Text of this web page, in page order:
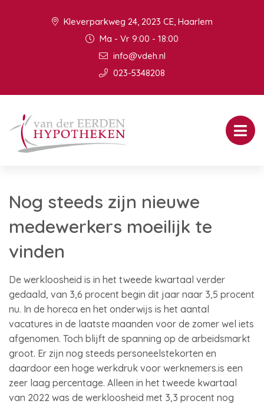
Kleverparkweg 24, 2023 CE, Haarlem
Ma - Vr 9:00 - 18:00
info@vdeh.nl
023-5348208
Nog steeds zijn nieuwe
medewerkers moeilijk te
vinden
De werkloosheid is in het tweede kwartaal verder
gedaald, van 3,6 procent begin dit jaar naar 3,5 procent
nu. In de horeca en het onderwijs is het aantal
vacatures in de laatste maanden voor de zomer wel iets
afgenomen. Toch blijft de spanning op de arbeidsmarkt
groot. Er zijn nog steeds personeelstekorten en
daardoor een hoge werkdruk voor werknemers.is een
zeer laag percentage. Alleen in het tweede kwartaal
van 2022 was de werkloosheid met 3,3 procent nog